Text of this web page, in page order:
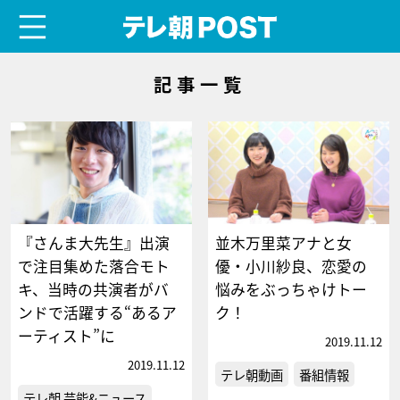
記事一覧
『さんま大先生』出演
で注目集めた落合モト
キ、当時の共演者がバ
ンドで活躍する“あるア
ーティスト”に
2019.11.12
並木万里菜アナと女
優・小川紗良、恋愛の
悩みをぶっちゃけトー
ク！
2019.11.12
テレ朝動画 番組情報